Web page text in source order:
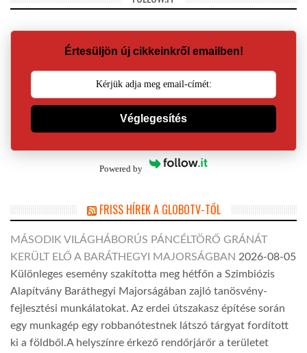
Értesüljön új cikkeinkről emailben!
Véglegesítés
Powered by
FRISS HÍREK A GLOBOTV-TŐL
MÁSODIK VILÁGHÁBORÚS PÁNCÉLTÖRŐ GRÁNÁT
KERÜLT ELŐ A BARÁTHEGYI MAJORSÁGBAN 2026-08-05
Különleges esemény szakította meg hétfőn a Szimbiózis
Alapítvány Baráthegyi Majorságában zajló tanösvény-
fejlesztési munkálatokat. Az erdei útszakasz építése során
egy munkagép egy robbanótestnek látszó tárgyat fordított
ki a földből.A helyszínre érkező rendőrjárőr a területet